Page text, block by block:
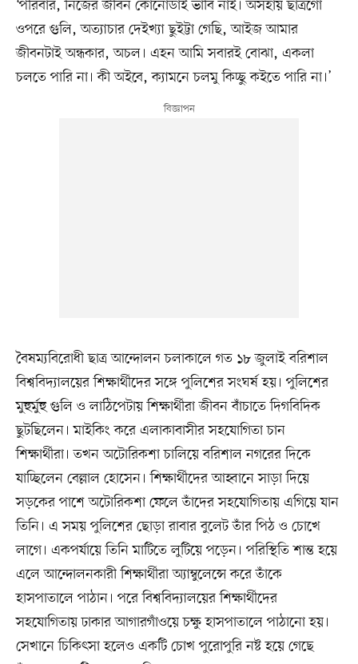
‘পরিবার, নিজের জীবন কোনোডাই ভাবি নাই। অসহায় ছাত্রগো
ওপরে গুলি, অত্যাচার দেইখ্যা ছুইট্টা গেছি, আইজ আমার
জীবনটাই অন্ধকার, অচল। এহন আমি সবারই বোঝা, একলা
চলতে পারি না। কী অইবে, ক্যামনে চলমু কিচ্ছু কইতে পারি না।’
বৈষম্যবিরোধী ছাত্র আন্দোলন চলাকালে গত ১৮ জুলাই বরিশাল
বিশ্ববিদ্যালয়ের শিক্ষার্থীদের সঙ্গে পুলিশের সংঘর্ষ হয়। পুলিশের
মুহুর্মুহু গুলি ও লাঠিপেটায় শিক্ষার্থীরা জীবন বাঁচাতে দিগবিদিক
ছুটছিলেন। মাইকিং করে এলাকাবাসীর সহযোগিতা চান
শিক্ষার্থীরা। তখন অটোরিকশা চালিয়ে বরিশাল নগরের দিকে
যাচ্ছিলেন বেল্লাল হোসেন। শিক্ষার্থীদের আহ্বানে সাড়া দিয়ে
সড়কের পাশে অটোরিকশা ফেলে তাঁদের সহযোগিতায় এগিয়ে যান
তিনি। এ সময় পুলিশের ছোড়া রাবার বুলেট তাঁর পিঠ ও চোখে
লাগে। একপর্যায়ে তিনি মাটিতে লুটিয়ে পড়েন। পরিস্থিতি শান্ত হয়ে
এলে আন্দোলনকারী শিক্ষার্থীরা অ্যাম্বুলেন্সে করে তাঁকে
হাসপাতালে পাঠান। পরে বিশ্ববিদ্যালয়ের শিক্ষার্থীদের
সহযোগিতায় ঢাকার আগারগাঁওয়ে চক্ষু হাসপাতালে পাঠানো হয়।
সেখানে চিকিৎসা হলেও একটি চোখ পুরোপুরি নষ্ট হয়ে গেছে